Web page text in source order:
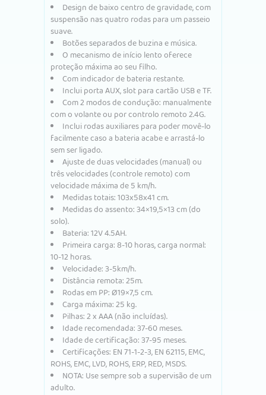
Design de baixo centro de gravidade, com
suspensão nas quatro rodas para um passeio
suave.
Botões separados de buzina e música.
O mecanismo de início lento oferece
proteção máxima ao seu filho.
Com indicador de bateria restante.
Inclui porta AUX, slot para cartão USB e TF.
Com 2 modos de condução: manualmente
com o volante ou por controlo remoto 2.4G.
Inclui rodas auxiliares para poder movê-lo
facilmente caso a bateria acabe e arrastá-lo
sem ser ligado.
Ajuste de duas velocidades (manual) ou
três velocidades (controle remoto) com
velocidade máxima de 5 km/h.
Medidas totais: 103x58x41 cm.
Medidas do assento: 34×19,5×13 cm (do
solo).
Bateria: 12V 4.5AH.
Primeira carga: 8-10 horas, carga normal:
10-12 horas.
Velocidade: 3-5km/h.
Distância remota: 25m.
Rodas em PP: Ø19×7,5 cm.
Carga máxima: 25 kg.
Pilhas: 2 x AAA (não incluídas).
Idade recomendada: 37-60 meses.
Idade de certificação: 37-95 meses.
Certificações: EN 71-1-2-3, EN 62115, EMC,
ROHS, EMC, LVD, ROHS, ERP, RED, MSDS.
NOTA: Use sempre sob a supervisão de um
adulto.